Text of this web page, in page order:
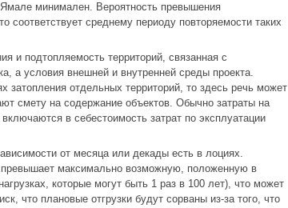
Ямале минимален. Вероятность превышения
соответствует среднему периоду повторяемости таких
и подтопляемость территорий, связанная с
а условия внешней и внутренней среды проекта.
затопления отдельных территорий, то здесь речь может
смету на содержание объектов. Обычно затраты на
в себестоимость затрат по эксплуатации
от месяца или декады есть в лоциях.
превышает максимально возможную, положенную в
которые могут быть 1 раз в 100 лет), что может
что плановые отгрузки будут сорваны из-за того, что